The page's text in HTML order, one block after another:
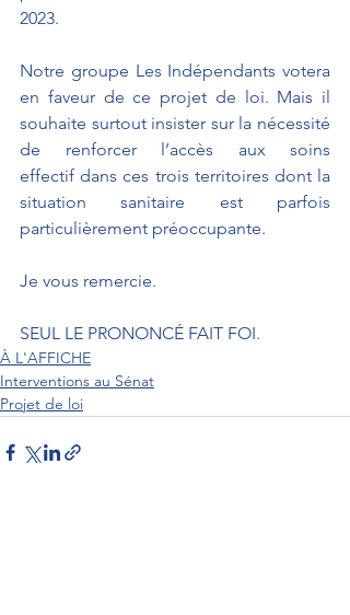
2023.
Notre groupe Les Indépendants votera
en faveur de ce projet de loi. Mais il
souhaite surtout insister sur la nécessité
de renforcer l’accès aux soins
effectif dans ces trois territoires dont la
situation sanitaire est parfois
particulièrement préoccupante.
Je vous remercie.
SEUL LE PRONONCÉ FAIT FOI.
À L'AFFICHE
Interventions au Sénat
Projet de loi